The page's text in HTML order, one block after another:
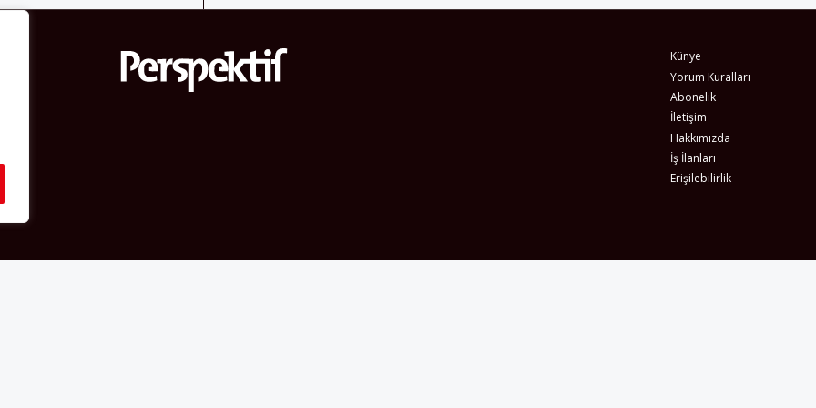
Künye
Yorum Kuralları
Abonelik
İletişim
Hakkımızda
İş İlanları
Erişilebilirlik